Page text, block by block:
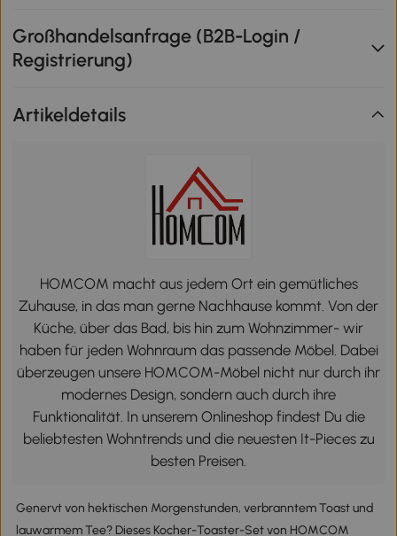
Großhandelsanfrage (B2B-Login /
Registrierung)
Artikeldetails
HOMCOM macht aus jedem Ort ein gemütliches
Zuhause, in das man gerne Nachhause kommt. Von der
Küche, über das Bad, bis hin zum Wohnzimmer- wir
haben für jeden Wohnraum das passende Möbel. Dabei
überzeugen unsere HOMCOM-Möbel nicht nur durch ihr
modernes Design, sondern auch durch ihre
Funktionalität. In unserem Onlineshop findest Du die
beliebtesten Wohntrends und die neuesten It-Pieces zu
besten Preisen.
Genervt von hektischen Morgenstunden, verbranntem Toast und
lauwarmem Tee? Dieses Kocher-Toaster-Set von HOMCOM